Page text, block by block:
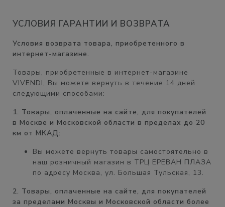
УСЛОВИЯ ГАРАНТИИ И ВОЗВРАТА
Условия возврата товара, приобретенного в
интернет-магазине.
Товары, приобретенные в интернет-магазине
VIVENDI, Вы можете вернуть в течение 14 дней
следующими способами:
1. Товары, оплаченные на сайте, для покупателей
в Москве и Московской области в пределах до 20
км от МКАД:
Вы можете вернуть товары самостоятельно в
наш розничный магазин в ТРЦ ЕРЕВАН ПЛАЗА
по адресу Москва, ул. Большая Тульская, 13.
2. Товары, оплаченные на сайте, для покупателей
за пределами Москвы и Московской области более